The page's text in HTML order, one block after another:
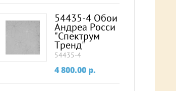
54435-4 Обои
Андреа Росси
"Спектрум
Тренд"
54435-4
4 800.00 p.